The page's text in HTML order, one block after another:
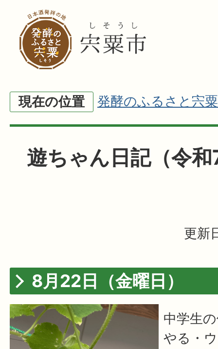
現在の位置 発酵のふるさと宍粟
遊ちゃん日記（令
更新
8月22日（金曜日）
中学生
やる・